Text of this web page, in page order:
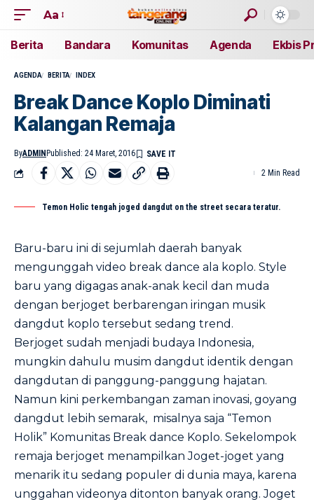
Aa
Berita Bandara Komunitas Agenda Ekbis
AGENDA BERITA INDEX
Break Dance Koplo Diminati
Kalangan Remaja
ByADMIN Published: 24 Maret, 2016
2 Min Read
Temon Holic tengah joged dangdut on the street secara teratur.
Baru-baru ini di sejumlah daerah banyak
mengunggah video break dance ala koplo. Style
baru yang digagas anak-anak kecil dan muda
dengan berjoget berbarengan iringan musik
dangdut koplo tersebut sedang trend.
Berjoget sudah menjadi budaya Indonesia,
mungkin dahulu musim dangdut identik dengan
dangdutan di panggung-panggung hajatan.
Namun kini perkembangan zaman inovasi, goyang
dangdut lebih semarak, misalnya saja “Temon
Holik” Komunitas Break dance Koplo. Sekelompok
remaja berjoget menampilkan Joget-joget yang
menarik itu sedang populer di dunia maya, karena
unggahan videonya ditonton banyak orang. Joget